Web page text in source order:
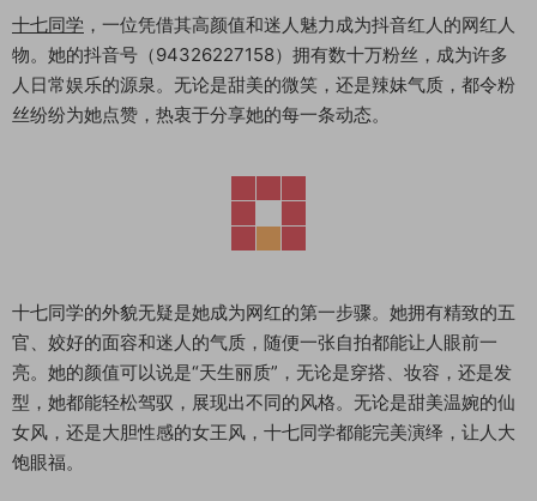
十七同学 ，一位凭借其高颜值和迷人魅力成为抖音红人的网红人
物。她的抖音号（94326227158）拥有数十万粉丝，成为许多
人日常娱乐的源泉。无论是甜美的微笑，还是辣妹气质，都令粉
丝纷纷为她点赞，热衷于分享她的每一条动态。
十七同学的外貌无疑是她成为网红的第一步骤。她拥有精致的五
官、姣好的面容和迷人的气质，随便一张自拍都能让人眼前一
亮。她的颜值可以说是“天生丽质”，无论是穿搭、妆容，还是发
型，她都能轻松驾驭，展现出不同的风格。无论是甜美温婉的仙
女风，还是大胆性感的女王风，十七同学都能完美演绎，让人大
饱眼福。